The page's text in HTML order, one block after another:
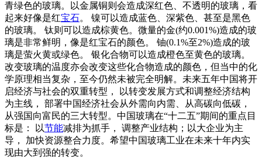
青绿色的玻璃。以金属铜则会造成深红色、不透明的玻璃，看
起来好像是红宝石。 镍可以造成蓝色、深紫色、甚至是黑色
的玻璃。 钛则可以造成棕黄色。微量的金(约0.001%)造成的玻
璃是非常鲜明，像是红宝石的颜色。 铀(0.1%至2%)造成的玻
璃是萤火黄或绿色。 银化合物可以造成橙色至黄色的玻璃。
改变玻璃的温度亦会改变这些化合物造成的颜色，但当中的化
学原理相当复杂，至今仍然未被完全明解。未来五年中国将开
启经济与社会的双重转型， 以转变发展方式和调整经济结构
为主线， 部署中国经济社会从外需向内需、从高碳向低碳，
从强国向富民的三大转型。中国玻璃在“十二五”期间的重点目
标是： 以节能减排为抓手， 调整产业结构；以大企业为主
导， 加快资源整合力度。希望中国玻璃工业在未来十年内实
现由大到强的转变。